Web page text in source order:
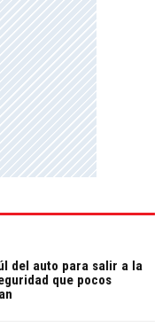
del auto para salir a la
que pocos